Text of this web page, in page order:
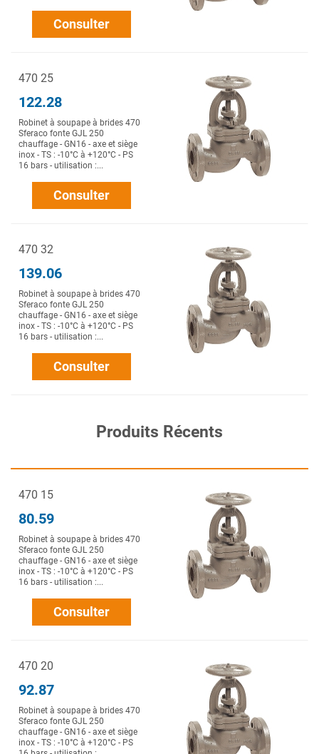
Consulter
470 25
122.28
Robinet à soupape à brides 470
Sferaco fonte GJL 250
chauffage - GN16 - axe et siège
inox - TS : -10°C à +120°C - PS
16 bars - utilisation :...
Consulter
470 32
139.06
Robinet à soupape à brides 470
Sferaco fonte GJL 250
chauffage - GN16 - axe et siège
inox - TS : -10°C à +120°C - PS
16 bars - utilisation :...
Consulter
Produits Récents
470 15
80.59
Robinet à soupape à brides 470
Sferaco fonte GJL 250
chauffage - GN16 - axe et siège
inox - TS : -10°C à +120°C - PS
16 bars - utilisation :...
Consulter
470 20
92.87
Robinet à soupape à brides 470
Sferaco fonte GJL 250
chauffage - GN16 - axe et siège
inox - TS : -10°C à +120°C - PS